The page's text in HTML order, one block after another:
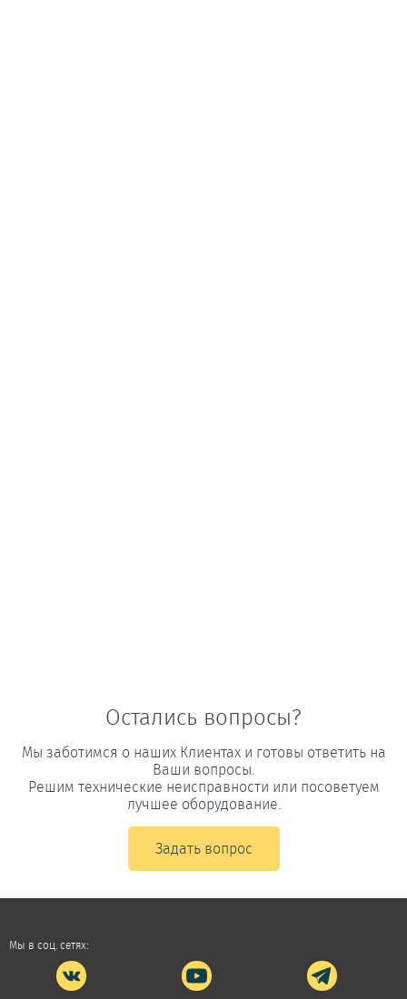
Остались вопросы?
Мы заботимся о наших Клиентах и готовы ответить на
Ваши вопросы.
Решим технические неисправности или посоветуем
лучшее оборудование.
Задать вопрос
Мы в соц. сетях: